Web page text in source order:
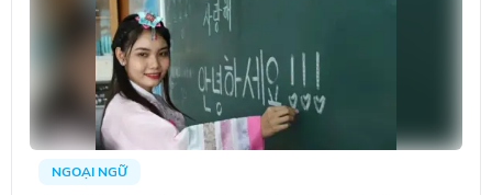
NGOẠI NGỮ